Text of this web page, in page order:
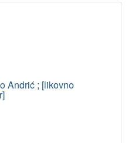
Andrić ; [likovno